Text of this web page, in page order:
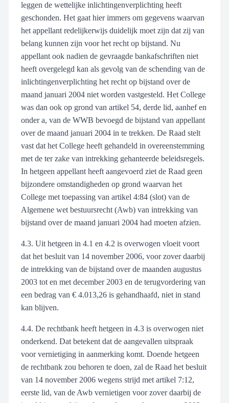
leggen de wettelijke inlichtingenverplichting heeft
geschonden. Het gaat hier immers om gegevens waarvan
het appellant redelijkerwijs duidelijk moet zijn dat zij van
belang kunnen zijn voor het recht op bijstand. Nu
appellant ook nadien de gevraagde bankafschriften niet
heeft overgelegd kan als gevolg van de schending van de
inlichtingenverplichting het recht op bijstand over de
maand januari 2004 niet worden vastgesteld. Het College
was dan ook op grond van artikel 54, derde lid, aanhef en
onder a, van de WWB bevoegd de bijstand van appellant
over de maand januari 2004 in te trekken. De Raad stelt
vast dat het College heeft gehandeld in overeenstemming
met de ter zake van intrekking gehanteerde beleidsregels.
In hetgeen appellant heeft aangevoerd ziet de Raad geen
bijzondere omstandigheden op grond waarvan het
College met toepassing van artikel 4:84 (slot) van de
Algemene wet bestuursrecht (Awb) van intrekking van
bijstand over de maand januari 2004 had moeten afzien.
4.3. Uit hetgeen in 4.1 en 4.2 is overwogen vloeit voort
dat het besluit van 14 november 2006, voor zover daarbij
de intrekking van de bijstand over de maanden augustus
2003 tot en met december 2003 en de terugvordering van
een bedrag van € 4.013,26 is gehandhaafd, niet in stand
kan blijven.
4.4. De rechtbank heeft hetgeen in 4.3 is overwogen niet
onderkend. Dat betekent dat de aangevallen uitspraak
voor vernietiging in aanmerking komt. Doende hetgeen
de rechtbank zou behoren te doen, zal de Raad het besluit
van 14 november 2006 wegens strijd met artikel 7:12,
eerste lid, van de Awb vernietigen voor zover daarbij de